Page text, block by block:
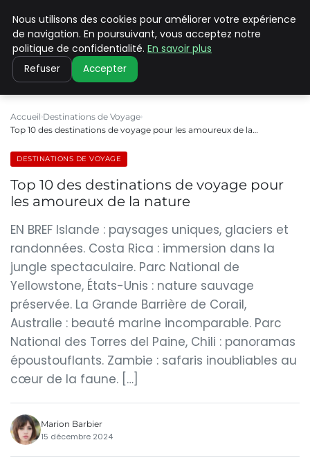
PILAT PATRIMOINES
Accueil Destinations de Voyage
Top 10 des destinations de voyage pour les amoureux de la…
DESTINATIONS DE VOYAGE
Top 10 des destinations de voyage pour
les amoureux de la nature
EN BREF Islande : paysages uniques, glaciers et
randonnées. Costa Rica : immersion dans la
jungle spectaculaire. Parc National de
Yellowstone, États-Unis : nature sauvage
préservée. La Grande Barrière de Corail,
Australie : beauté marine incomparable. Parc
National des Torres del Paine, Chili : panoramas
époustouflants. Zambie : safaris inoubliables au
cœur de la faune. […]
Marion Barbier
15 décembre 2024
Nous utilisons des cookies pour améliorer votre expérience
de navigation. En poursuivant, vous acceptez notre
politique de confidentialité. En savoir plus
Refuser Accepter